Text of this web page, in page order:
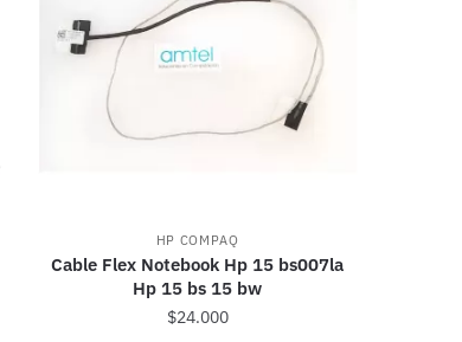
HP COMPAQ
Cable Flex Notebook Hp 15 bs007la
Hp 15 bs 15 bw
$24.000